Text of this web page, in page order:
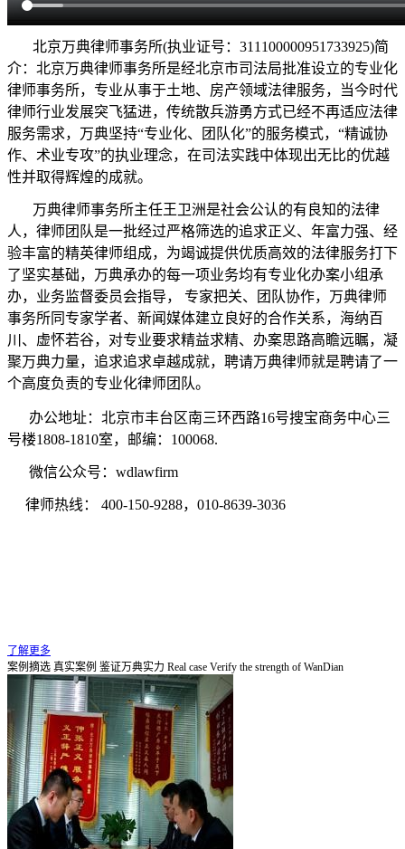
北京万典律师事务所(执业证号：311100000951733925)简
介：北京万典律师事务所是经北京市司法局批准设立的专业化
律师事务所，专业从事于土地、房产领域法律服务，当今时代
律师行业发展突飞猛进，传统散兵游勇方式已经不再适应法律
服务需求，万典坚持“专业化、团队化”的服务模式，“精诚协
作、术业专攻”的执业理念，在司法实践中体现出无比的优越
性并取得辉煌的成就。
万典律师事务所主任王卫洲是社会公认的有良知的法律
人，律师团队是一批经过严格筛选的追求正义、年富力强、经
验丰富的精英律师组成，为竭诚提供优质高效的法律服务打下
了坚实基础，万典承办的每一项业务均有专业化办案小组承
办，业务监督委员会指导， 专家把关、团队协作，万典律师
事务所同专家学者、新闻媒体建立良好的合作关系，海纳百
川、虚怀若谷，对专业要求精益求精、办案思路高瞻远瞩，凝
聚万典力量，追求追求卓越成就，聘请万典律师就是聘请了一
个高度负责的专业化律师团队。
办公地址：北京市丰台区南三环西路16号搜宝商务中心三
号楼1808-1810室，邮编：100068.
微信公众号：wdlawfirm
律师热线： 400-150-9288，010-8639-3036
了解更多
案例摘选 真实案例 鉴证万典实力 Real case Verify the strength of WanDian